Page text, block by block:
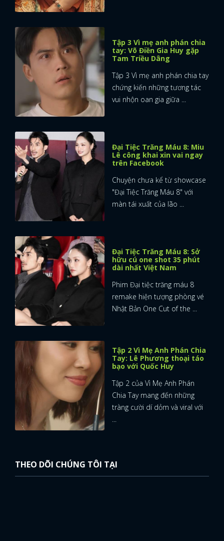
Tập 3 Vì mẹ anh phán chia
tay: Võ Điền Gia Huy gặp
Tam Triều Dâng
Tập 3 Vì mẹ anh phán chia tay
chứng kiến những tương tác
vui nhộn oan gia giữa ...
Đại Tiệc Trăng Máu 8: Miu
Lê công khai xin vai ngay
trên Facebook
Chuyện chưa kể từ showcase
"Đại Tiệc Trăng Máu 8" với
màn tái xuất của lão ...
Đại Tiệc Trăng Máu 8: Sở
hữu cú one shot 35 phút
dài nhất Việt Nam
Phim Đại tiệc trăng máu 8
remake hiện tượng phòng vé
Nhật Bản One Cut of the ...
Tập 2 Vì Mẹ Anh Phán Chia
Tay: Lê Phương thoại táo
bạo với Quốc Huy
Tập 2 của Vì Mẹ Anh Phán
Chia Tay mang đến những
tràng cười dí dỏm và viral với
...
THEO DÕI CHÚNG TÔI TẠI